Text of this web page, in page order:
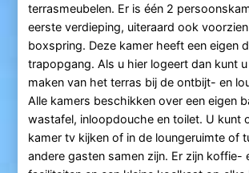
terrasmeubelen. Er is één 2
eerste verdieping, uiteraard ook
boxspring. Deze kamer heeft een eigen
trapopgang. Als u hier logeert dan kunt
maken van het terras bij de ontbijt- en
Alle kamers beschikken over een eigen
wastafel, inloopdouche en toilet. U kunt
kamer tv kijken of in de loungeruimte of
andere gasten samen zijn. Er zijn koffie-